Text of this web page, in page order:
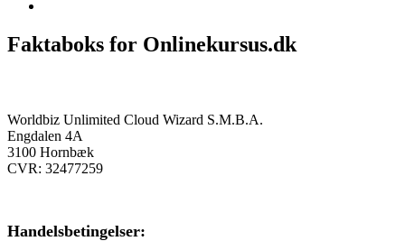
Faktaboks for Onlinekursus.dk
Worldbiz Unlimited Cloud Wizard S.M.B.A.
Engdalen 4A
3100 Hornbæk
CVR: 32477259
Handelsbetingelser: